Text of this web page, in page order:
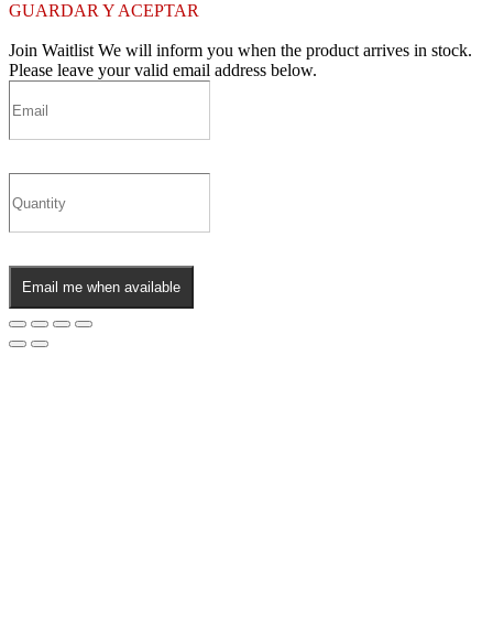
GUARDAR Y ACEPTAR
Join Waitlist We will inform you when the product arrives in stock.
Please leave your valid email address below.
Email me when available